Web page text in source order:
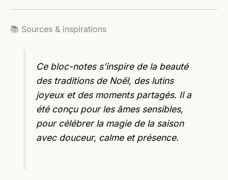
📚 Sources & inspirations
Ce bloc-notes s’inspire de la beauté
des traditions de Noël, des lutins
joyeux et des moments partagés. Il a
été conçu pour les âmes sensibles,
pour célébrer la magie de la saison
avec douceur, calme et présence.